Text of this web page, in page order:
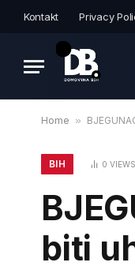
Kontakt Privacy
Home »
BIH 0VIEWS
biti